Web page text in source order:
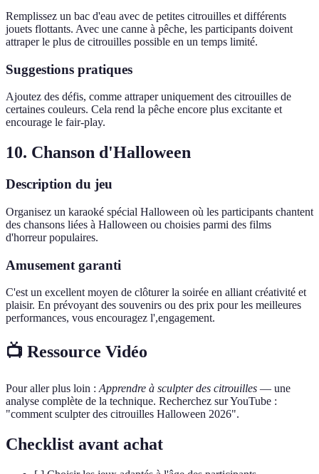
Remplissez un bac d'eau avec de petites citrouilles et différents
jouets flottants. Avec une canne à pêche, les participants doivent
attraper le plus de citrouilles possible en un temps limité.
Suggestions pratiques
Ajoutez des défis, comme attraper uniquement des citrouilles de
certaines couleurs. Cela rend la pêche encore plus excitante et
encourage le fair-play.
10. Chanson d'Halloween
Description du jeu
Organisez un karaoké spécial Halloween où les participants chantent
des chansons liées à Halloween ou choisies parmi des films
d'horreur populaires.
Amusement garanti
C'est un excellent moyen de clôturer la soirée en alliant créativité et
plaisir. En prévoyant des souvenirs ou des prix pour les meilleures
performances, vous encouragez l',engagement.
📺 Ressource Vidéo
Pour aller plus loin : Apprendre à sculpter des citrouilles — une
analyse complète de la technique. Recherchez sur YouTube :
"comment sculpter des citrouilles Halloween 2026".
Checklist avant achat